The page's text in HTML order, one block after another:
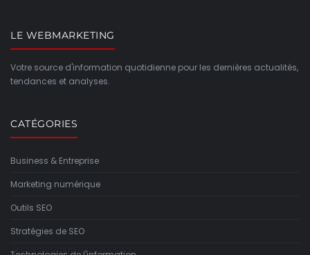
LE WEBMARKETING
Votre source d'information quotidienne pour les dernières actualités,
tendances et analyses.
CATÉGORIES
Business & Entreprise
Marketing numérique
Outils SEO
Stratégies de SEO